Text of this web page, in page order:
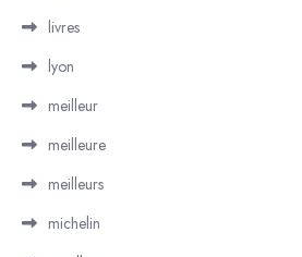
livres
lyon
meilleur
meilleure
meilleurs
michelin